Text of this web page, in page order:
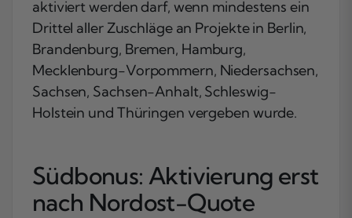
aktiviert werden darf, wenn mindestens ein
Drittel aller Zuschläge an Projekte in Berlin,
Brandenburg, Bremen, Hamburg,
Mecklenburg-Vorpommern, Niedersachsen,
Sachsen, Sachsen-Anhalt, Schleswig-
Holstein und Thüringen vergeben wurde.
Südbonus: Aktivierung erst
nach Nordost-Quote